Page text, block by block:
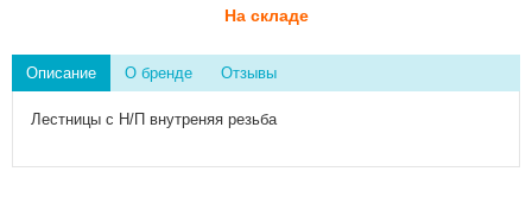
На складе
Описание О бренде Отзывы
Лестницы с Н/П внутреняя резьба